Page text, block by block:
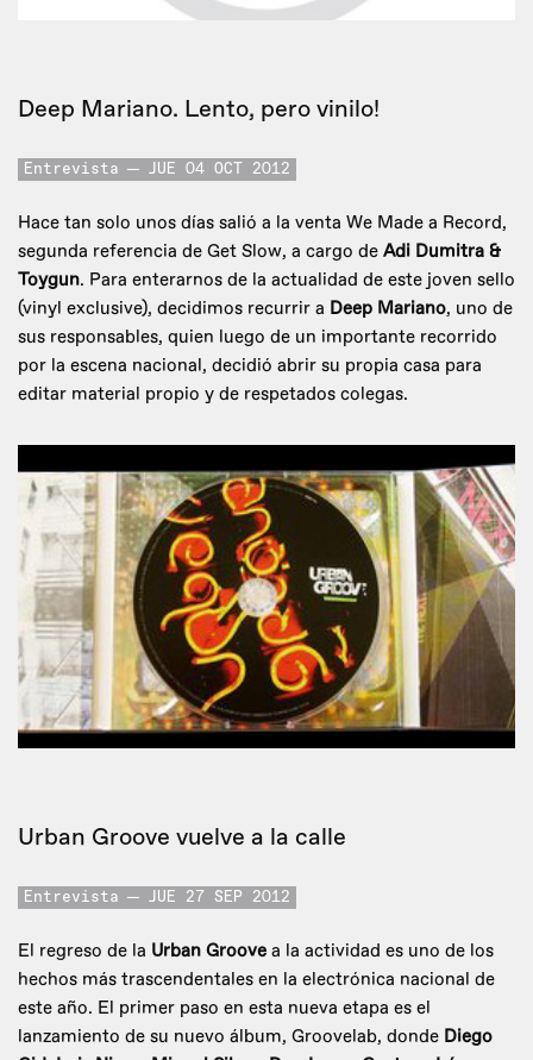
Deep Mariano. Lento, pero vinilo!
Entrevista JUE 04 OCT 2012
Hace tan solo unos días salió a la venta We Made a Record,
segunda referencia de Get Slow, a cargo de Adi Dumitra &
Toygun. Para enterarnos de la actualidad de este joven sello
(vinyl exclusive), decidimos recurrir a Deep Mariano, uno de
sus responsables, quien luego de un importante recorrido
por la escena nacional, decidió abrir su propia casa para
editar material propio y de respetados colegas.
Urban Groove vuelve a la calle
Entrevista JUE 27 SEP 2012
El regreso de la Urban Groove a la actividad es uno de los
hechos más trascendentales en la electrónica nacional de
este año. El primer paso en esta nueva etapa es el
lanzamiento de su nuevo álbum, Groovelab, donde Diego